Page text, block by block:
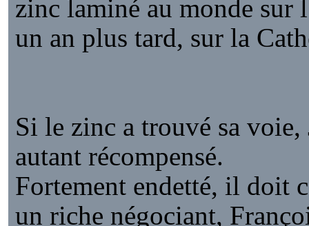
zinc laminé au monde sur
un an plus tard, sur la
Si le zinc a trouvé sa voie,
autant récompensé.
Fortement endetté, il doit
un riche négociant,